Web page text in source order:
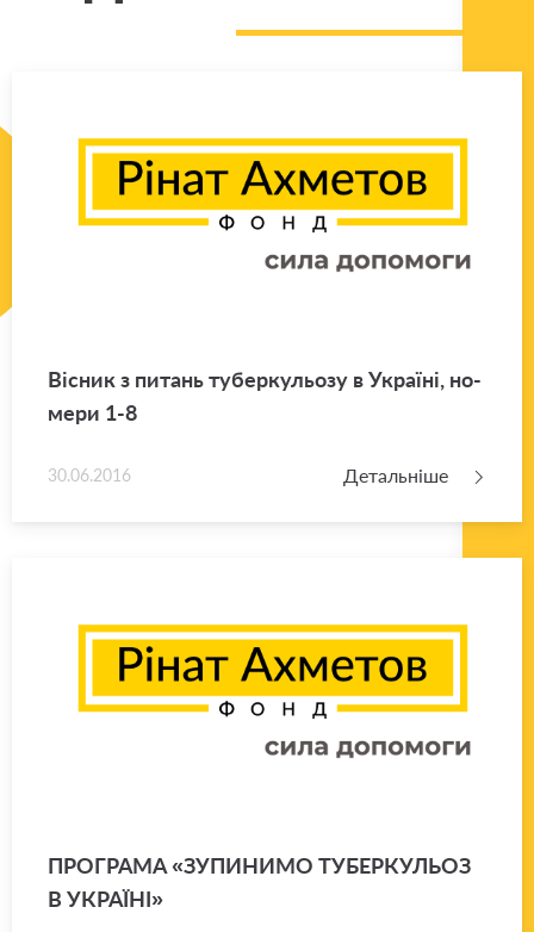
Ві­сник з пи­тань ту­бер­ку­льо­зу в Укра­ї­ні, но­
ме­ри 1-8
30.06.2016 Детальніше
ПРО­ГРА­МА «ЗУ­ПИ­НИ­МО ТУ­БЕР­КУ­ЛЬОЗ
В УКРА­Ї­НІ»